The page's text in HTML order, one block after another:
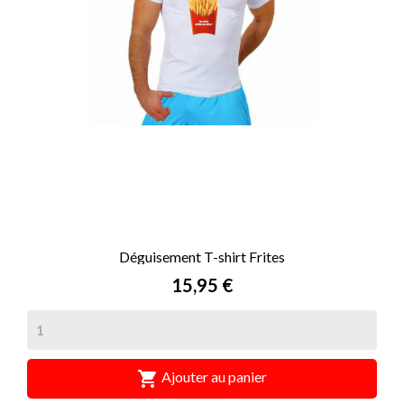
Déguisement T-shirt Frites
Prix
15,95 €
 Ajouter au panier